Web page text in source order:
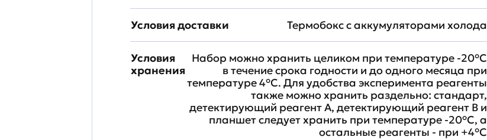
Условия доставки Термобокс с аккумуляторами холода
Условия
хранения
Набор можно хранить целиком при температуре -20°C
в течение срока годности и до одного месяца при
температуре 4°C. Для удобства эксперимента реагенты
также можно хранить раздельно: стандарт,
детектирующий реагент A, детектирующий реагент B и
планшет следует хранить при температуре -20°C, а
остальные реагенты - при +4°С